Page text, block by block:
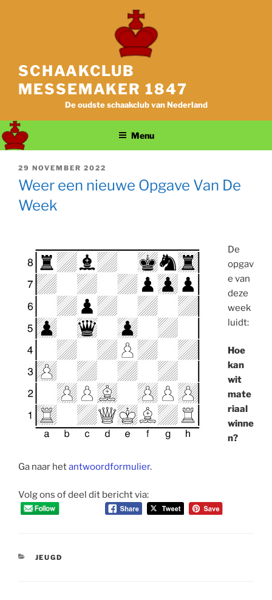
SCHAAKCLUB
MESSEMAKER 1847
De oudste schaakclub van Nederland
Menu
GEPLAATST
OP
29 NOVEMBER 2022
Weer een nieuwe Opgave Van De
Week
De
opgav
e van
deze
week
luidt:
Hoe
kan
wit
mate
riaal
winne
n?
Ga naar hetantwoordformulier.
Volg ons of deel dit bericht via:
CATEGORIEËN
JEUGD